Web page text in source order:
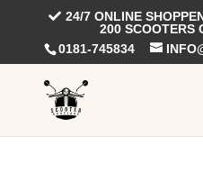
24/7 ONLINE
200 SCOOTERS
0181-745834